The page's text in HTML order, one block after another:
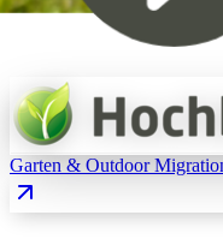
Garten & Outdoor